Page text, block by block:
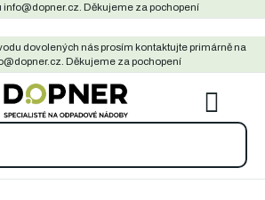
info@dopner.cz. Děkujeme za pochopení
dovolených nás prosím kontaktujte primárně na
Děkujeme za pochopení
KOŠÍK